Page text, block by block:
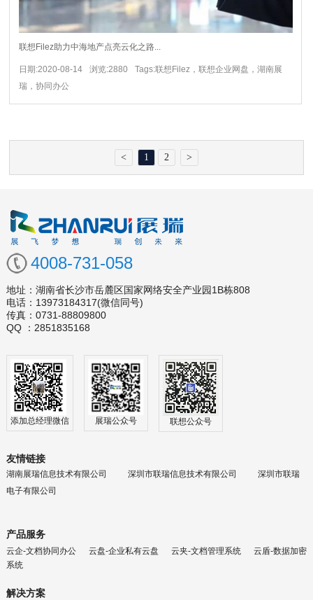
联想Filez助力中海地产点亮云化之路...
日期:2020-08-14 浏览:2880
Tags:联想Filez，联想企业网盘，湖南展
瑞，协同办公
< 1 2 >
4008-731-058
地址： 湖南省长沙市岳麓区国家网络安全产业园1B栋808
电话：13973184317(微信同号)
传真：0731-88809800
QQ ：2851835168
添加总经理微信 展瑞公众号 联想公众号
友情链接
湖南展瑞信息技术有限公司 深圳市联瑞信息技术有限公司
深圳市联瑞
电子有限公司
产品服务
云企-文档协同办公 云盘-企业私有云盘 云夹-文档管理系统
云盾-数据加密
系统
解决方案